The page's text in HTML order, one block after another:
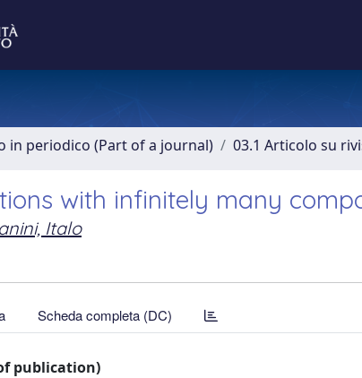
in periodico (Part of a journal) 03.1 Articolo su
with infinitely many
Italo
Scheda completa (DC)
publication)